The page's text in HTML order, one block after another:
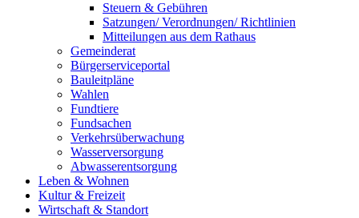
Steuern & Gebühren
Satzungen/ Verordnungen/ Richtlinien
Mitteilungen aus dem Rathaus
Gemeinderat
Bürgerserviceportal
Bauleitpläne
Wahlen
Fundtiere
Fundsachen
Verkehrsüberwachung
Wasserversorgung
Abwasserentsorgung
Leben & Wohnen
Kultur & Freizeit
Wirtschaft & Standort